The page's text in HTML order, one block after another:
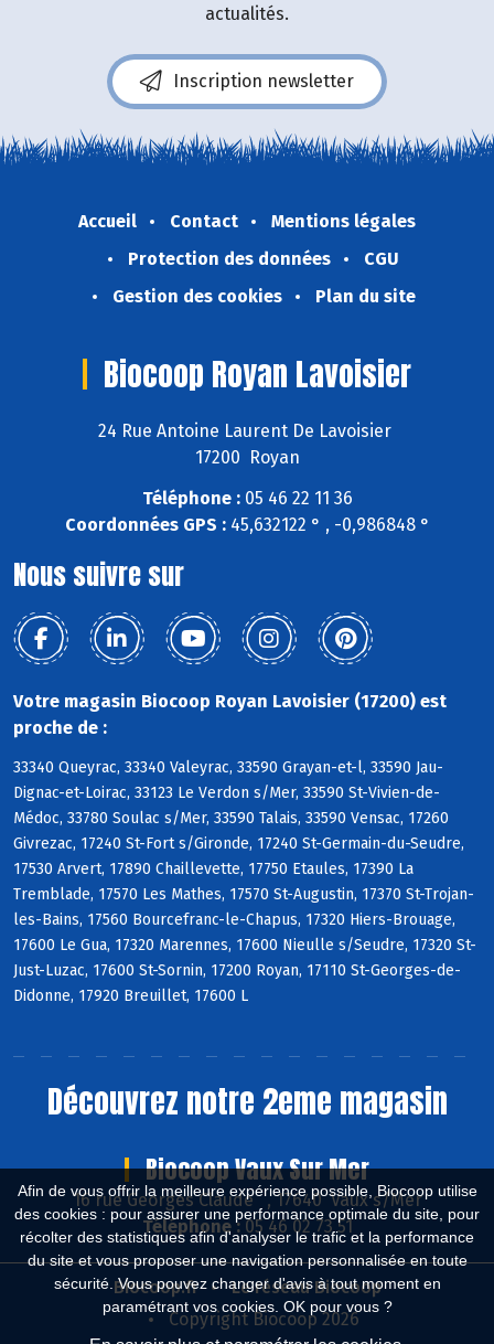
Afin de vous offrir la meilleure expérience possible, Biocoop utilise
des cookies : pour assurer une performance optimale du site, pour
récolter des statistiques afin d'analyser le trafic et la performance
du site et vous proposer une navigation personnalisée en toute
sécurité. Vous pouvez changer d'avis à tout moment en
paramétrant vos cookies. OK pour vous ?
actualités.
Inscription newsletter
Accueil Contact
Mentions légales
Protection des données
CGU
Gestion des cookies
Plan du site
Biocoop Royan Lavoisier
24 Rue Antoine Laurent De Lavoisier
17200 Royan
Téléphone :05 46 22 11 36
Coordonnées GPS :45,632122 ° , -0,986848 °
Nous suivre sur
Votre magasin Biocoop Royan Lavoisier (17200) est
proche de :
33340 Queyrac, 33340 Valeyrac, 33590 Grayan-et-l, 33590 Jau-
Dignac-et-Loirac, 33123 Le Verdon s/Mer, 33590 St-Vivien-de-
Médoc, 33780 Soulac s/Mer, 33590 Talais, 33590 Vensac, 17260
Givrezac, 17240 St-Fort s/Gironde, 17240 St-Germain-du-Seudre,
17530 Arvert, 17890 Chaillevette, 17750 Etaules, 17390 La
Tremblade, 17570 Les Mathes, 17570 St-Augustin, 17370 St-Trojan-
les-Bains, 17560 Bourcefranc-le-Chapus, 17320 Hiers-Brouage,
17600 Le Gua, 17320 Marennes, 17600 Nieulle s/Seudre, 17320 St-
Just-Luzac, 17600 St-Sornin, 17200 Royan, 17110 St-Georges-de-
Didonne, 17920 Breuillet, 17600 L
Découvrez notre 2eme magasin
Biocoop Vaux Sur Mer
16 rue Georges Claude , 17640 Vaux s/Mer
Téléphone :05 46 02 73 51
Biocoop.fr
Le réseau Biocoop
Copyright Biocoop 2026